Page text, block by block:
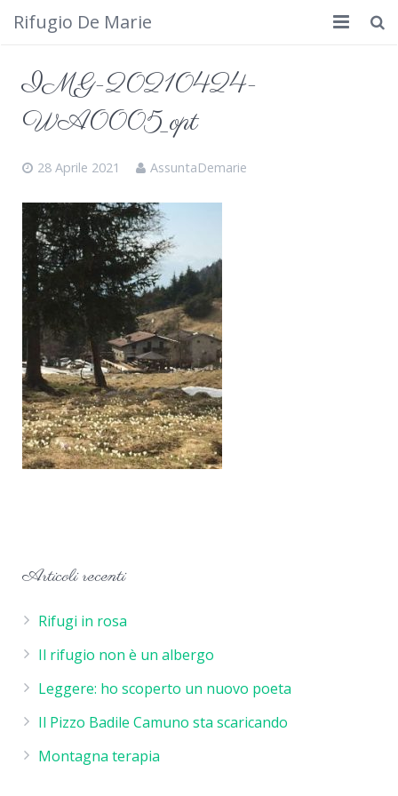
Rifugio De Marie
Dove siamo
Calendario
Foto
Cimbergo da vedere
Contatti
IMG-20210424-
WA0005_opt
28 Aprile 2021 AssuntaDemarie
Articoli recenti
Rifugi in rosa
Il rifugio non è un albergo
Leggere: ho scoperto un nuovo poeta
Il Pizzo Badile Camuno sta scaricando
Montagna terapia